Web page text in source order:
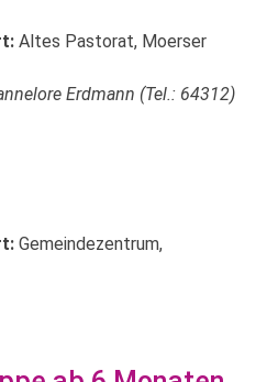
Altes Pastorat, Moerser
Erdmann (Tel.: 64312)
Gemeindezentrum,